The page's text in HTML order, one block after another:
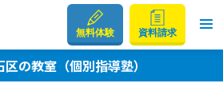
無料体験 資料請求
の教室（個別指導塾）